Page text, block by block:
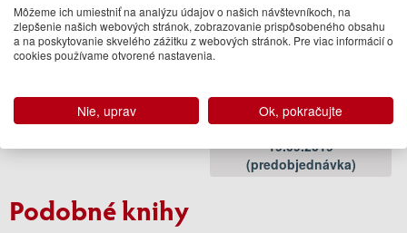
Thomas Bernhard
13.50 €
19.09.2019
(predobjednávka)
Podobné knihy
Môžeme ich umiestniť na analýzu údajov o našich návštevníkoch, na
zlepšenie našich webových stránok, zobrazovanie prispôsobeného obsahu
a na poskytovanie skvelého zážitku z webových stránok. Pre viac informácií o
cookies používame otvorené nastavenia.
Nie, uprav Ok, pokračujte